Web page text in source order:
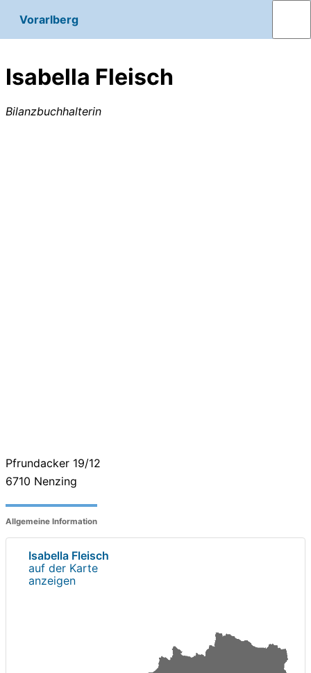
Vorarlberg
Isabella Fleisch
Bilanzbuchhalterin
Pfrundacker 19/12
6710 Nenzing
Allgemeine Information
Isabella Fleisch
auf der Karte
anzeigen